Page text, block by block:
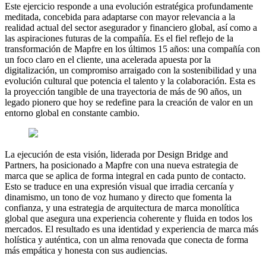
Este ejercicio responde a una evolución estratégica profundamente
meditada, concebida para adaptarse con mayor relevancia a la
realidad actual del sector asegurador y financiero global, así como a
las aspiraciones futuras de la compañía. Es el fiel reflejo de la
transformación de Mapfre en los últimos 15 años: una compañía con
un foco claro en el cliente, una acelerada apuesta por la
digitalización, un compromiso arraigado con la sostenibilidad y una
evolución cultural que potencia el talento y la colaboración. Esta es
la proyección tangible de una trayectoria de más de 90 años, un
legado pionero que hoy se redefine para la creación de valor en un
entorno global en constante cambio.
La ejecución de esta visión, liderada por Design Bridge and
Partners, ha posicionado a Mapfre con una nueva estrategia de
marca que se aplica de forma integral en cada punto de contacto.
Esto se traduce en una expresión visual que irradia cercanía y
dinamismo, un tono de voz humano y directo que fomenta la
confianza, y una estrategia de arquitectura de marca monolítica
global que asegura una experiencia coherente y fluida en todos los
mercados. El resultado es una identidad y experiencia de marca más
holística y auténtica, con un alma renovada que conecta de forma
más empática y honesta con sus audiencias.